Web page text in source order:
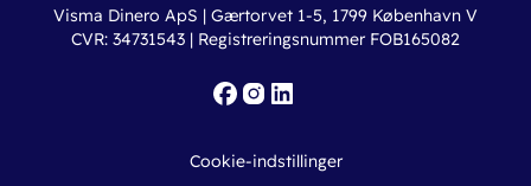
Erhvervslån
Fakturaskabeloner
Online regnskabskurser
Ny virksomhed
Iværksætterlegat
Visma Dinero ApS | Gærtorvet 1-5, 1799 København V
CVR: 34731543 | Registreringsnummer FOB165082
Cookie-indstillinger